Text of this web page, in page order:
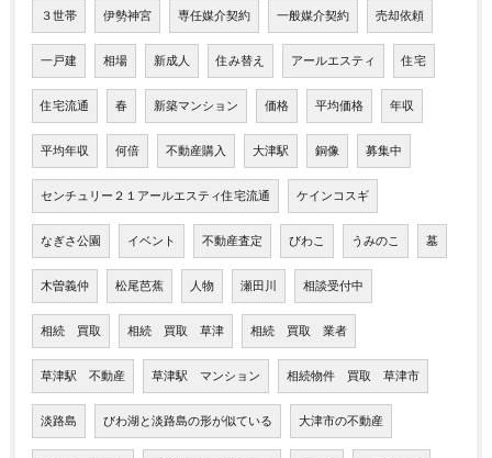
３世帯 伊勢神宮 専任媒介契約 一般媒介契約 売却依頼
一戸建 相場 新成人 住み替え アールエスティ 住宅
住宅流通 春 新築マンション 価格 平均価格 年収
平均年収 何倍 不動産購入 大津駅 銅像 募集中
センチュリー２１アールエスティ住宅流通 ケインコスギ
なぎさ公園 イベント 不動産査定 びわこ うみのこ 墓
木曽義仲 松尾芭蕉 人物 瀬田川 相談受付中
相続 買取 相続 買取 草津 相続 買取 業者
草津駅 不動産 草津駅 マンション 相続物件 買取 草津市
淡路島 びわ湖と淡路島の形が似ている 大津市の不動産